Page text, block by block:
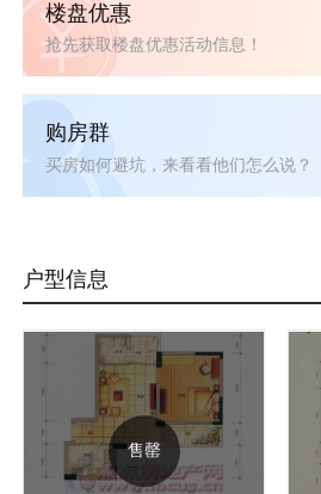
楼盘优惠
抢先获取楼盘优惠活动信息！
购房群
买房如何避坑，来看看他们怎么说？
户型信息
售罄